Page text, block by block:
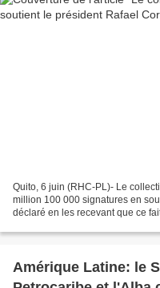
Quito, 6 juin (RHC-PL)- Le
million 100 000 signatures en
déclaré en les recevant que ce
Amérique Latine: le